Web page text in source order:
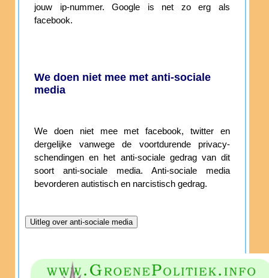
jouw ip-nummer. Google is net zo erg als
facebook.
We doen niet mee met anti-sociale
media
We doen niet mee met facebook, twitter en
dergelijke vanwege de voortdurende privacy-
schendingen en het anti-sociale gedrag van dit
soort anti-sociale media. Anti-sociale media
bevorderen autistisch en narcistisch gedrag.